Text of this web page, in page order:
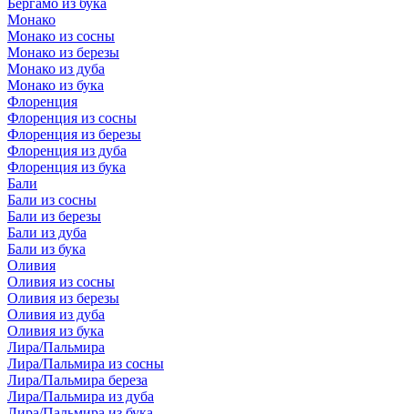
Бергамо из бука
Монако
Монако из сосны
Монако из березы
Монако из дуба
Монако из бука
Флоренция
Флоренция из сосны
Флоренция из березы
Флоренция из дуба
Флоренция из бука
Бали
Бали из сосны
Бали из березы
Бали из дуба
Бали из бука
Оливия
Оливия из сосны
Оливия из березы
Оливия из дуба
Оливия из бука
Лира/Пальмира
Лира/Пальмира из сосны
Лира/Пальмира береза
Лира/Пальмира из дуба